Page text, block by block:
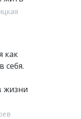
как
себя.
жизни